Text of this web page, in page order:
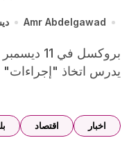
Amr Abdelgawad
بروكسل في 11 ديسمبر /أ ش أ/أكد الاتحاد الاوروبي أنه
يدرس اتخاذ
اخبار اقتصاد